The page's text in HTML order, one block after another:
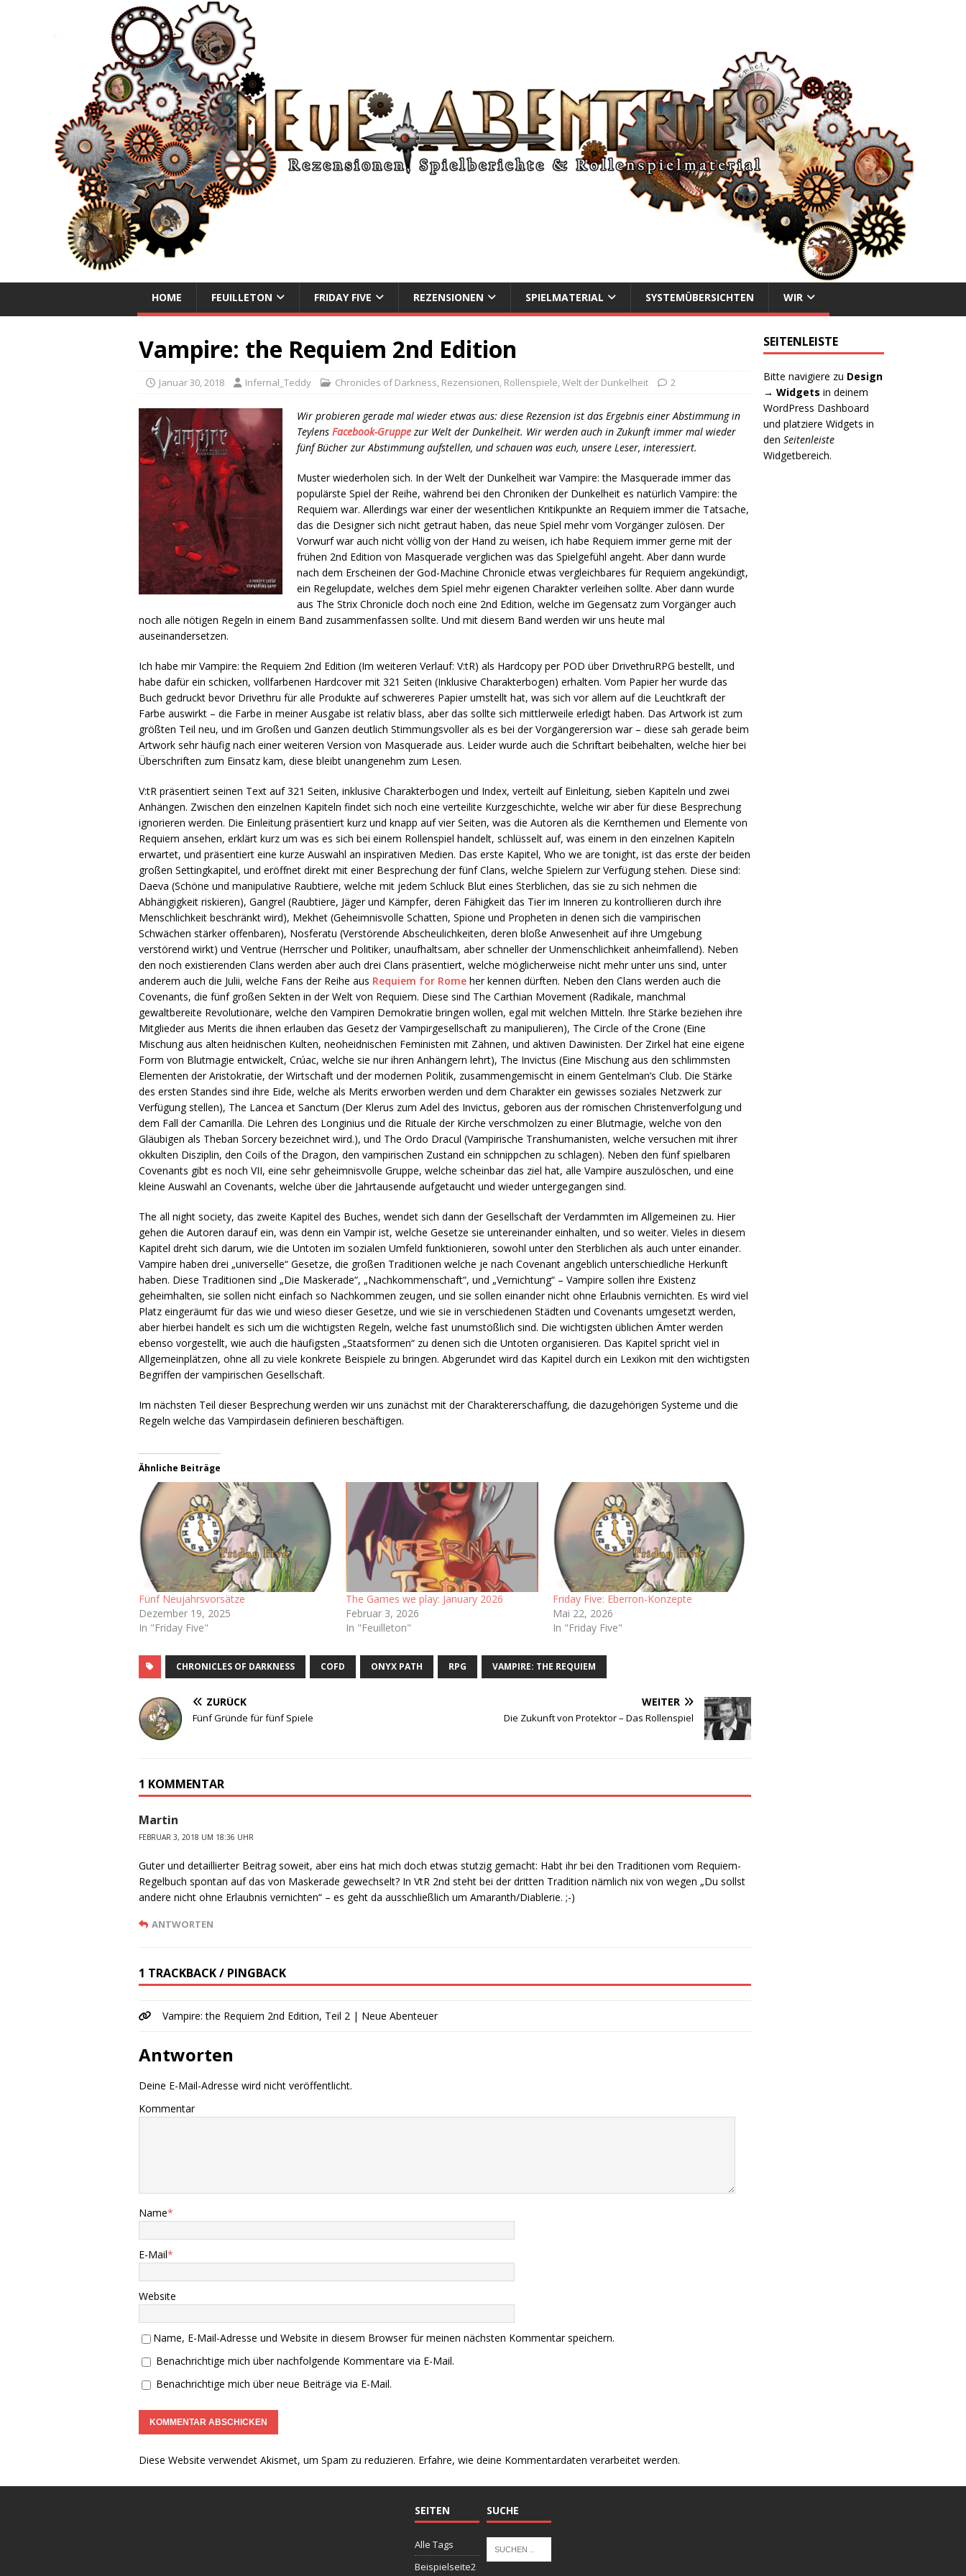
NEUE ABENTEUER
HOME FEUILLETON FRIDAY FIVE REZENSIONEN SPIELMATERIAL SYSTEMÜBERSICHTEN WIR
Vampire: the Requiem 2nd Edition
Januar 30, 2018 Infernal_Teddy Chronicles of Darkness, Rezensionen, Rollenspiele,Welt der Dunkelheit 2
Wir probieren gerade mal wieder etwas aus: diese Rezension ist das Ergebnis einer Abstimmung in
TeylensFacebook-Gruppezur Welt der Dunkelheit. Wir werden auch in Zukunft immer mal wieder
fünf Bücher zur Abstimmung aufstellen, und schauen was euch, unsere Leser, interessiert.
Muster wiederholen sich. In der Welt der Dunkelheit war Vampire: the Masquerade immer das
populärste Spiel der Reihe, während bei den Chroniken der Dunkelheit es natürlich Vampire: the
Requiem war. Allerdings war einer der wesentlichen Kritikpunkte an Requiem immer die Tatsache,
das die Designer sich nicht getraut haben, das neue Spiel mehr vom Vorgänger zulösen. Der
Vorwurf war auch nicht völlig von der Hand zu weisen, ich habe Requiem immer gerne mit der
frühen 2nd Edition von Masquerade verglichen was das Spielgefühl angeht. Aber dann wurde
nach dem Erscheinen der God-Machine Chronicle etwas vergleichbares für Requiem angekündigt,
ein Regelupdate, welches dem Spiel mehr eigenen Charakter verleihen sollte. Aber dann wurde
aus The Strix Chronicle doch noch eine 2nd Edition, welche im Gegensatz zum Vorgänger auch
noch alle nötigen Regeln in einem Band zusammenfassen sollte. Und mit diesem Band werden wir uns heute mal
auseinandersetzen.
Ich habe mir Vampire: the Requiem 2nd Edition (Im weiteren Verlauf: V:tR) als Hardcopy per POD über DrivethruRPG bestellt, und
habe dafür ein schicken, vollfarbenen Hardcover mit 321 Seiten (Inklusive Charakterbogen) erhalten. Vom Papier her wurde das
Buch gedruckt bevor Drivethru für alle Produkte auf schwereres Papier umstellt hat, was sich vor allem auf die Leuchtkraft der
Farbe auswirkt – die Farbe in meiner Ausgabe ist relativ blass, aber das sollte sich mittlerweile erledigt haben. Das Artwork ist zum
größten Teil neu, und im Großen und Ganzen deutlich Stimmungsvoller als es bei der Vorgängerersion war – diese sah gerade beim
Artwork sehr häufig nach einer weiteren Version von Masquerade aus. Leider wurde auch die Schriftart beibehalten, welche hier bei
Überschriften zum Einsatz kam, diese bleibt unangenehm zum Lesen.
V:tR präsentiert seinen Text auf 321 Seiten, inklusive Charakterbogen und Index, verteilt auf Einleitung, sieben Kapiteln und zwei
Anhängen. Zwischen den einzelnen Kapiteln findet sich noch eine verteilite Kurzgeschichte, welche wir aber für diese Besprechung
ignorieren werden. Die Einleitung präsentiert kurz und knapp auf vier Seiten, was die Autoren als die Kernthemen und Elemente von
Requiem ansehen, erklärt kurz um was es sich bei einem Rollenspiel handelt, schlüsselt auf, was einem in den einzelnen Kapiteln
erwartet, und präsentiert eine kurze Auswahl an inspirativen Medien. Das erste Kapitel, Who we are tonight, ist das erste der beiden
großen Settingkapitel, und eröffnet direkt mit einer Besprechung der fünf Clans, welche Spielern zur Verfügung stehen. Diese sind:
Daeva (Schöne und manipulative Raubtiere, welche mit jedem Schluck Blut eines Sterblichen, das sie zu sich nehmen die
Abhängigkeit riskieren), Gangrel (Raubtiere, Jäger und Kämpfer, deren Fähigkeit das Tier im Inneren zu kontrollieren durch ihre
Menschlichkeit beschränkt wird), Mekhet (Geheimnisvolle Schatten, Spione und Propheten in denen sich die vampirischen
Schwächen stärker offenbaren), Nosferatu (Verstörende Abscheulichkeiten, deren bloße Anwesenheit auf ihre Umgebung
verstörend wirkt) und Ventrue (Herrscher und Politiker, unaufhaltsam, aber schneller der Unmenschlichkeit anheimfallend). Neben
den noch existierenden Clans werden aber auch drei Clans präsentiert, welche möglicherweise nicht mehr unter uns sind, unter
anderem auch die Julii, welche Fans der Reihe aus Requiem for Rome her kennen dürften. Neben den Clans werden auch die
Covenants, die fünf großen Sekten in der Welt von Requiem. Diese sind The Carthian Movement (Radikale, manchmal
gewaltbereite Revolutionäre, welche den Vampiren Demokratie bringen wollen, egal mit welchen Mitteln. Ihre Stärke beziehen ihre
Mitglieder aus Merits die ihnen erlauben das Gesetz der Vampirgesellschaft zu manipulieren), The Circle of the Crone (Eine
Mischung aus alten heidnischen Kulten, neoheidnischen Feministen mit Zähnen, und aktiven Dawinisten. Der Zirkel hat eine eigene
Form von Blutmagie entwickelt, Crúac, welche sie nur ihren Anhängern lehrt), The Invictus (Eine Mischung aus den schlimmsten
Elementen der Aristokratie, der Wirtschaft und der modernen Politik, zusammengemischt in einem Gentelman’s Club. Die Stärke
des ersten Standes sind ihre Eide, welche als Merits erworben werden und dem Charakter ein gewisses soziales Netzwerk zur
Verfügung stellen), The Lancea et Sanctum (Der Klerus zum Adel des Invictus, geboren aus der römischen Christenverfolgung und
dem Fall der Camarilla. Die Lehren des Longinius und die Rituale der Kirche verschmolzen zu einer Blutmagie, welche von den
Gläubigen als Theban Sorcery bezeichnet wird.), und The Ordo Dracul (Vampirische Transhumanisten, welche versuchen mit ihrer
okkulten Disziplin, den Coils of the Dragon, den vampirischen Zustand ein schnippchen zu schlagen). Neben den fünf spielbaren
Covenants gibt es noch VII, eine sehr geheimnisvolle Gruppe, welche scheinbar das ziel hat, alle Vampire auszulöschen, und eine
kleine Auswahl an Covenants, welche über die Jahrtausende aufgetaucht und wieder untergegangen sind.
The all night society, das zweite Kapitel des Buches, wendet sich dann der Gesellschaft der Verdammten im Allgemeinen zu. Hier
gehen die Autoren darauf ein, was denn ein Vampir ist, welche Gesetze sie untereinander einhalten, und so weiter. Vieles in diesem
Kapitel dreht sich darum, wie die Untoten im sozialen Umfeld funktionieren, sowohl unter den Sterblichen als auch unter einander.
Vampire haben drei „universelle“ Gesetze, die großen Traditionen welche je nach Covenant angeblich unterschiedliche Herkunft
haben. Diese Traditionen sind „Die Maskerade“, „Nachkommenschaft“, und „Vernichtung“ – Vampire sollen ihre Existenz
geheimhalten, sie sollen nicht einfach so Nachkommen zeugen, und sie sollen einander nicht ohne Erlaubnis vernichten. Es wird viel
Platz eingeräumt für das wie und wieso dieser Gesetze, und wie sie in verschiedenen Städten und Covenants umgesetzt werden,
aber hierbei handelt es sich um die wichtigsten Regeln, welche fast unumstößlich sind. Die wichtigsten üblichen Ämter werden
ebenso vorgestellt, wie auch die häufigsten „Staatsformen“ zu denen sich die Untoten organisieren. Das Kapitel spricht viel in
Allgemeinplätzen, ohne all zu viele konkrete Beispiele zu bringen. Abgerundet wird das Kapitel durch ein Lexikon mit den wichtigsten
Begriffen der vampirischen Gesellschaft.
Im nächsten Teil dieser Besprechung werden wir uns zunächst mit der Charaktererschaffung, die dazugehörigen Systeme und die
Regeln welche das Vampirdasein definieren beschäftigen.
Ähnliche Beiträge
Fünf Neujahrsvorsätze
Dezember 19, 2025
In "Friday Five"
The Games we play: January 2026
Februar 3, 2026
In "Feuilleton"
Friday Five: Eberron-Konzepte
Mai 22, 2026
In "Friday Five"
CHRONICLES OF DARKNESS COFD ONYX PATH RPG VAMPIRE: THE REQUIEM
ZURÜCK
Fünf Gründe für fünf Spiele
WEITER
Die Zukunft von Protektor – Das Rollenspiel
1 KOMMENTAR
Martin
FEBRUAR 3, 2018 UM 18:36 UHR
Guter und detaillierter Beitrag soweit, aber eins hat mich doch etwas stutzig gemacht: Habt ihr bei den Traditionen vom Requiem-
Regelbuch spontan auf das von Maskerade gewechselt? In VtR 2nd steht bei der dritten Tradition nämlich nix von wegen „Du sollst
andere nicht ohne Erlaubnis vernichten“ – es geht da ausschließlich um Amaranth/Diablerie. ;-)
ANTWORTEN
1 TRACKBACK / PINGBACK
Vampire: the Requiem 2nd Edition, Teil 2 | Neue Abenteuer
Antworten
Deine E-Mail-Adresse wird nicht veröffentlicht.
Kommentar
Name*
E-Mail*
Website
Name, E-Mail-Adresse und Website in diesem Browser für meinen nächsten Kommentar speichern.
Benachrichtige mich über nachfolgende Kommentare via E-Mail.
Benachrichtige mich über neue Beiträge via E-Mail.
Diese Website verwendet Akismet, um Spam zu reduzieren. Erfahre, wie deine Kommentardaten verarbeitet werden.
SEITENLEISTE
Bitte navigiere zu Design
→ Widgets in deinem
WordPress Dashboard
und platziere Widgets in
denSeitenleiste
Widgetbereich.
SEITEN
Alle Tags
Beispielseite2
SUCHE